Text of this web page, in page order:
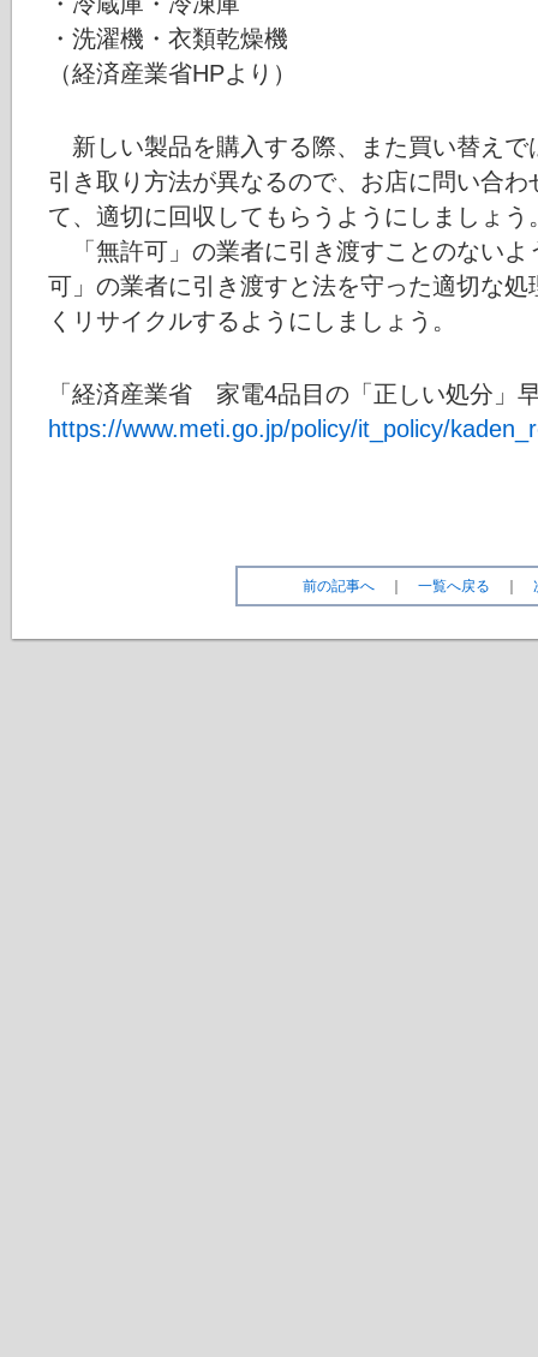
・洗濯機・衣類乾燥機
（経済産業省HPより）
新しい製品を購入する際、また買い替えで
引き取り方法が異なるので、お店に問い合
て、適切に回収してもらうようにしましょう
「無許可」の業者に引き渡すことのないよ
可」の業者に引き渡すと法を守った適切な
くリサイクルするようにしましょう。
「経済産業省 家電4品目の「正しい処分」
https://www.meti.go.jp/policy/it_policy/
前の記事へ 一覧へ戻る